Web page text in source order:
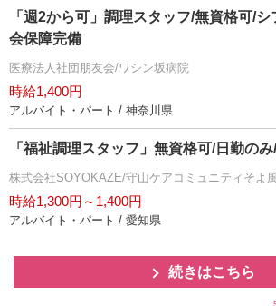
「週2から可」調理スタッフ/無資格可/
会保障完備
医療法人社団朋友会/ワシン坂病院
時給1,400円
アルバイト・パート / 神奈川県
「福祉調理スタッフ」無資格可/日勤の
株式会社SOYOKAZE/守山ケアコミュニティそよ
時給1,300円～1,400円
アルバイト・パート / 愛知県
続きはこちら